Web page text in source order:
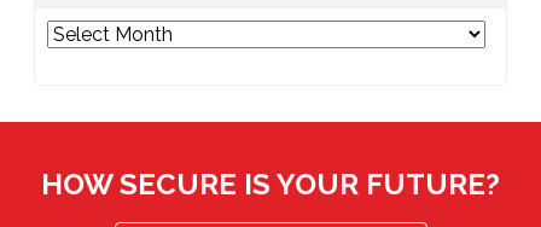
Archives
HOW SECURE IS YOUR FUTURE?